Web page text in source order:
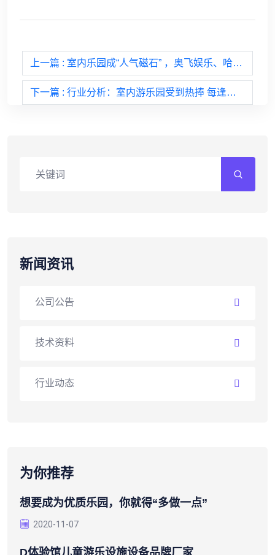
上一篇 : 室内乐园成“人气磁石” ，奥飞娱乐、哈尼鹿加速扩张
下一篇 : 行业分析：室内游乐园受到热捧 每逢假期必会爆满
新闻资讯
公司公告
技术资料
行业动态
为你推荐
想要成为优质乐园，你就得“多做一点”
2020-11-07